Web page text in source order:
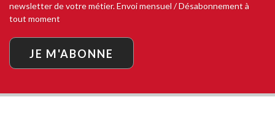
newsletter de votre métier. Envoi mensuel / Désabonnement à
tout moment
JE M'ABONNE